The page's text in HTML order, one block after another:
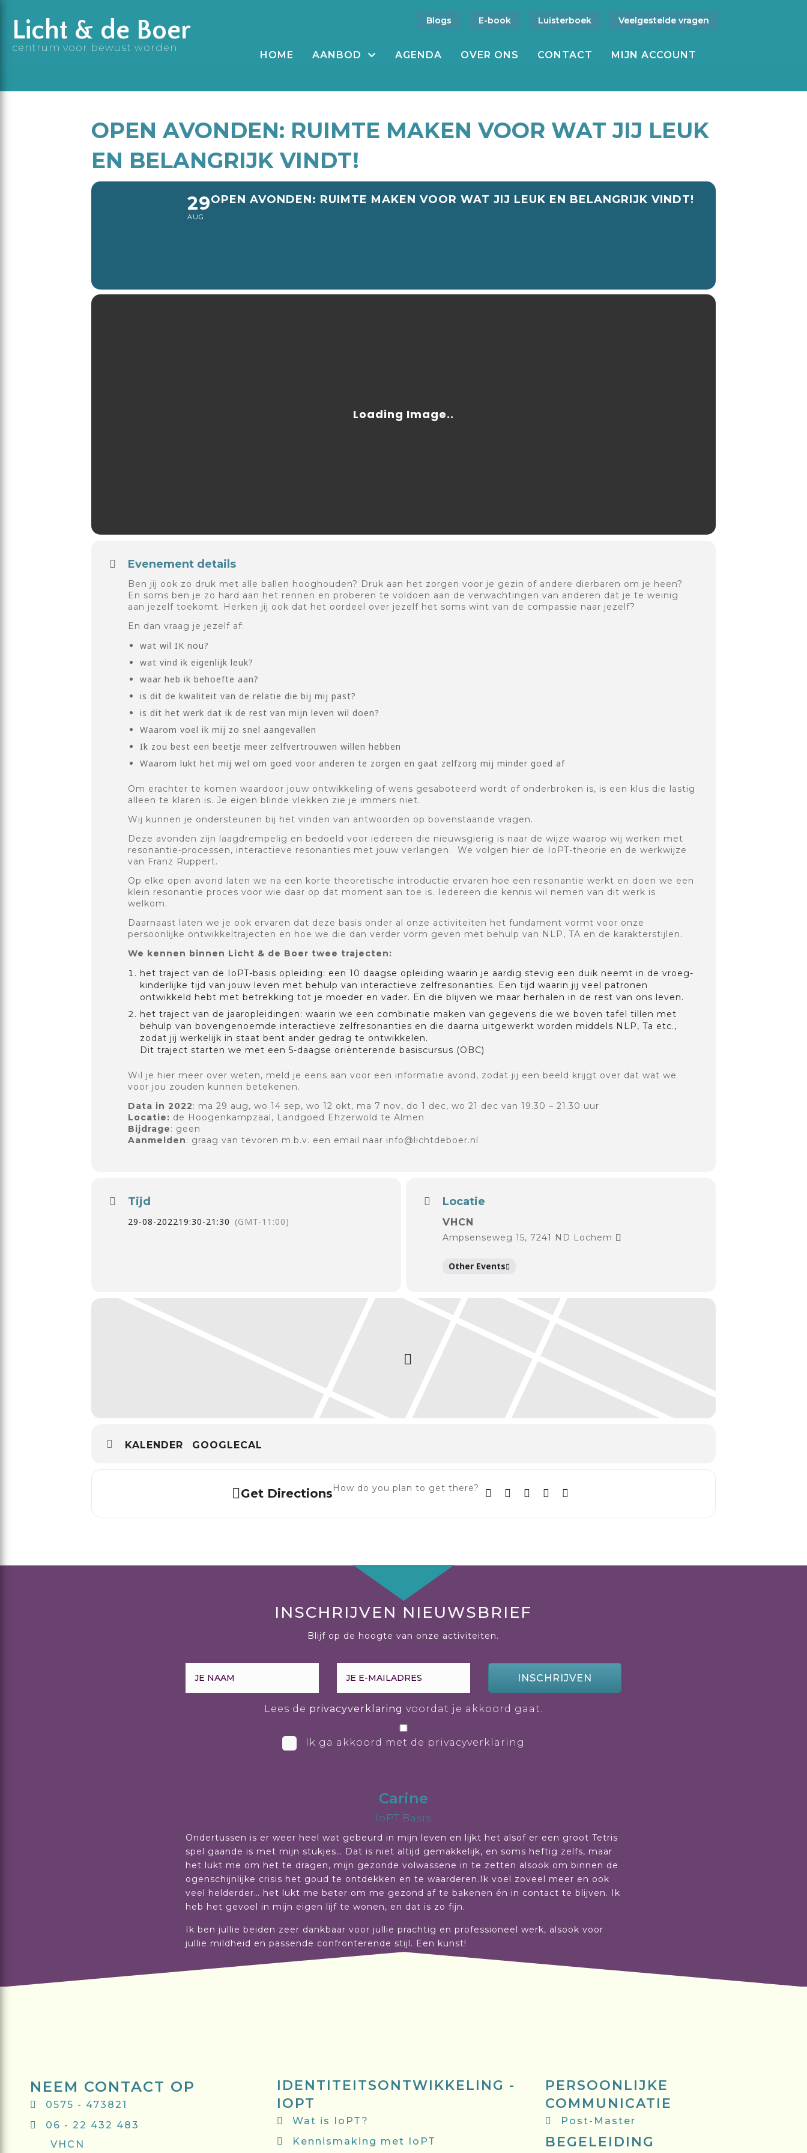
Licht & de Boer
centrum voor bewust worden
Blogs E-book Luisterboek Veelgestelde vragen
HOME AANBOD AGENDA OVER ONS CONTACT MIJN ACCOUNT
OPEN AVONDEN: RUIMTE MAKEN VOOR WAT JIJ LEUK
EN BELANGRIJK VINDT!
29
AUG
OPEN AVONDEN: RUIMTE MAKEN VOOR WAT JIJ LEUK EN BELANGRIJK VINDT!
Evenement details
Ben jij ook zo druk met alle ballen hooghouden? Druk aan het zorgen voor je gezin of andere dierbaren om je heen?
En soms ben je zo hard aan het rennen en proberen te voldoen aan de verwachtingen van anderen dat je te weinig
aan jezelf toekomt. Herken jij ook dat het oordeel over jezelf het soms wint van de compassie naar jezelf?
En dan vraag je jezelf af:
wat wil IK nou?
wat vind ik eigenlijk leuk?
waar heb ik behoefte aan?
is dit de kwaliteit van de relatie die bij mij past?
is dit het werk dat ik de rest van mijn leven wil doen?
Waarom voel ik mij zo snel aangevallen
Ik zou best een beetje meer zelfvertrouwen willen hebben
Waarom lukt het mij wel om goed voor anderen te zorgen en gaat zelfzorg mij minder goed af
Om erachter te komen waardoor jouw ontwikkeling of wens gesaboteerd wordt of onderbroken is, is een klus die lastig
alleen te klaren is. Je eigen blinde vlekken zie je immers niet.
Wij kunnen je ondersteunen bij het vinden van antwoorden op bovenstaande vragen.
Deze avonden zijn laagdrempelig en bedoeld voor iedereen die nieuwsgierig is naar de wijze waarop wij werken met
resonantie-processen, interactieve resonanties met jouw verlangen. We volgen hier de IoPT-theorie en de werkwijze
van Franz Ruppert.
Op elke open avond laten we na een korte theoretische introductie ervaren hoe een resonantie werkt en doen we een
klein resonantie proces voor wie daar op dat moment aan toe is. Iedereen die kennis wil nemen van dit werk is
welkom.
Daarnaast laten we je ook ervaren dat deze basis onder al onze activiteiten het fundament vormt voor onze
persoonlijke ontwikkeltrajecten en hoe we die dan verder vorm geven met behulp van NLP, TA en de karakterstijlen.
We kennen binnen Licht & de Boer twee trajecten:
het traject van de IoPT-basis opleiding: een 10 daagse opleiding waarin je aardig stevig een duik neemt in de vroeg-
kinderlijke tijd van jouw leven met behulp van interactieve zelfresonanties. Een tijd waarin jij veel patronen
ontwikkeld hebt met betrekking tot je moeder en vader. En die blijven we maar herhalen in de rest van ons leven.
het traject van de jaaropleidingen: waarin we een combinatie maken van gegevens die we boven tafel tillen met
behulp van bovengenoemde interactieve zelfresonanties en die daarna uitgewerkt worden middels NLP, Ta etc.,
zodat jij werkelijk in staat bent ander gedrag te ontwikkelen.
Dit traject starten we met een 5-daagse oriënterende basiscursus (OBC)
Wil je hier meer over weten, meld je eens aan voor een informatie avond, zodat jij een beeld krijgt over dat wat we
voor jou zouden kunnen betekenen.
Data in 2022: ma 29 aug, wo 14 sep, wo 12 okt, ma 7 nov, do 1 dec, wo 21 dec van 19.30 – 21.30 uur
Locatie: de Hoogenkampzaal, Landgoed Ehzerwold te Almen
Bijdrage: geen
Aanmelden: graag van tevoren m.b.v. een email naar info@lichtdeboer.nl
Tijd
29-08-202219:30-21:30 (GMT-11:00)
Locatie
VHCN
Ampsenseweg 15, 7241 ND Lochem
Other Events
KALENDER GOOGLECAL
Get DirectionsHow do you plan to get there?
INSCHRIJVEN NIEUWSBRIEF
Blijf op de hoogte van onze activiteiten.
INSCHRIJVEN
Lees de privacyverklaring voordat je akkoord gaat.
Ik ga akkoord met de privacyverklaring
Carine
IoPT Basis
Ondertussen is er weer heel wat gebeurd in mijn leven en lijkt het alsof er een groot Tetris
spel gaande is met mijn stukjes… Dat is niet altijd gemakkelijk, en soms heftig zelfs, maar
het lukt me om het te dragen, mijn gezonde volwassene in te zetten alsook om binnen de
ogenschijnlijke crisis het goud te ontdekken en te waarderen.Ik voel zoveel meer en ook
veel helderder… het lukt me beter om me gezond af te bakenen én in contact te blijven. Ik
heb het gevoel in mijn eigen lijf te wonen, en dat is zo fijn.
Ik ben jullie beiden zeer dankbaar voor jullie prachtig en professioneel werk, alsook voor
jullie mildheid en passende confronterende stijl. Een kunst!
NEEM CONTACT OP
0575 - 473821
06 - 22 432 483
VHCN
IDENTITEITSONTWIKKELING -
IOPT
Wat is IoPT?
Kennismaking met IoPT
PERSOONLIJKE
COMMUNICATIE
Post-Master
BEGELEIDING